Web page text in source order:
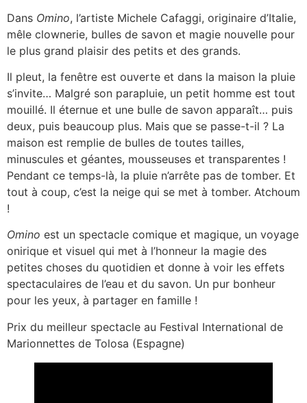
Dans Omino, l’artiste Michele Cafaggi, originaire d’Italie,
mêle clownerie, bulles de savon et magie nouvelle pour
le plus grand plaisir des petits et des grands.
Il pleut, la fenêtre est ouverte et dans la maison la pluie
s’invite… Malgré son parapluie, un petit homme est tout
mouillé. Il éternue et une bulle de savon apparaît… puis
deux, puis beaucoup plus. Mais que se passe-t-il ? La
maison est remplie de bulles de toutes tailles,
minuscules et géantes, mousseuses et transparentes !
Pendant ce temps-là, la pluie n’arrête pas de tomber. Et
tout à coup, c’est la neige qui se met à tomber. Atchoum
!
Omino est un spectacle comique et magique, un voyage
onirique et visuel qui met à l’honneur la magie des
petites choses du quotidien et donne à voir les effets
spectaculaires de l’eau et du savon. Un pur bonheur
pour les yeux, à partager en famille !
Prix du meilleur spectacle au Festival International de
Marionnettes de Tolosa (Espagne)